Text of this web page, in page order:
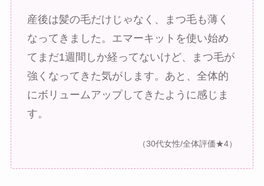
産後は髪の毛だけじゃなく、まつ毛も薄く
なってきました。エマーキットを使い始め
てまだ1週間しか経ってないけど、まつ毛が
強くなってきた気がします。あと、全体的
にボリュームアップしてきたように感じま
す。
（30代女性/全体評価★4）